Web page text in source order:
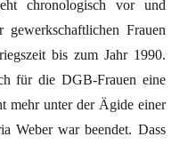
chronologisch vor und
gewerkschaftlichen Frauen
bis zum Jahr 1990.
für die DGB-Frauen eine
mehr unter der Ägide einer
Weber war beendet. Dass